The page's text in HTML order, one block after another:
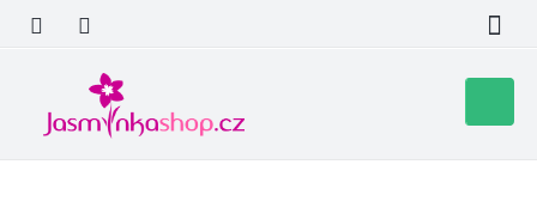
obsah
košík